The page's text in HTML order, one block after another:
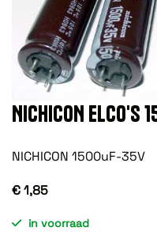
NICHICON ELCO'S
NICHICON 1500uF-35V
€ 1,85
in voorraad